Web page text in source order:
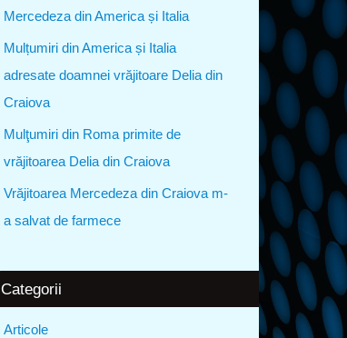
Mercedeza din America și Italia
Mulțumiri din America și Italia
adresate doamnei vrăjitoare Delia din
Craiova
Mulţumiri din Roma primite de
vrăjitoarea Delia din Craiova
Vrăjitoarea Mercedeza din Craiova m-
a salvat de farmece
Categorii
Articole